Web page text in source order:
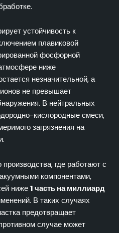
устойчивость к
плавиковой
фосфорной
ниже
незначительной, а
не превышает
В нейтральных
кислородные смеси,
загрязнения на
где работают с
компонентами,
ниже 1 часть на миллиард
В таких случаях
предотвращает
случае может